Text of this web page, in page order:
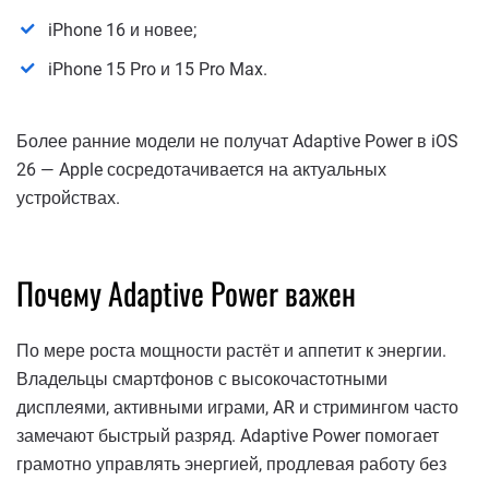
iPhone 16 и новее;
iPhone 15 Pro и 15 Pro Max.
Более ранние модели не получат Adaptive Power в iOS
26 — Apple сосредотачивается на актуальных
устройствах.
Почему Adaptive Power важен
По мере роста мощности растёт и аппетит к энергии.
Владельцы смартфонов с высокочастотными
дисплеями, активными играми, AR и стримингом часто
замечают быстрый разряд. Adaptive Power помогает
грамотно управлять энергией, продлевая работу без